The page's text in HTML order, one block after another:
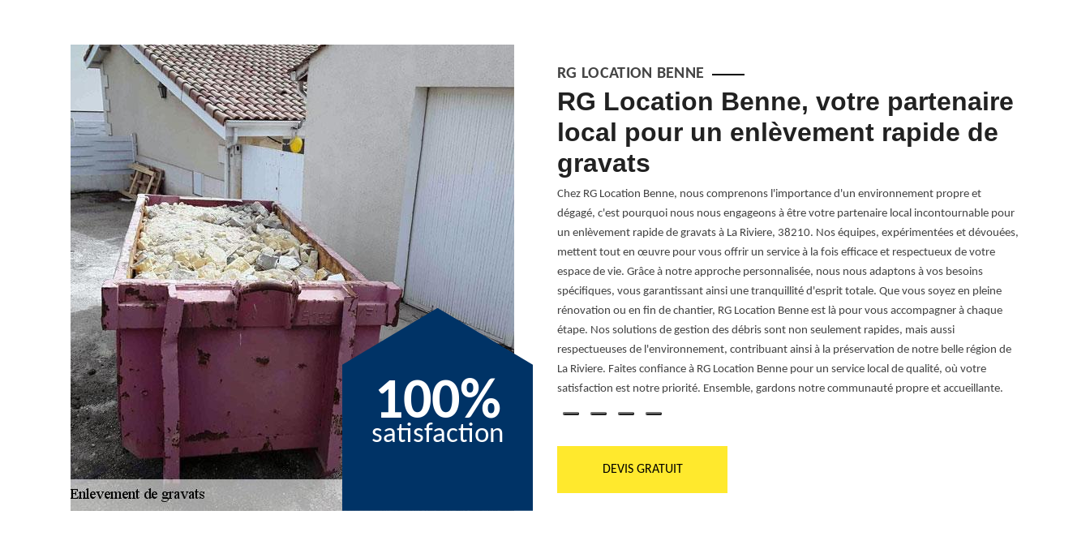
100%
satisfaction
RG LOCATION BENNE
Evacuation de gravats 38210 – des
méthodes assurées
Pour assurer l’enlèvement de gravats à La Riviere, il existe différentes méthodes. Pour les
chantiers de grande ampleur, il demeure essentiel de se confier à un professionnel dans le
domaine. Cela permet de réaliser les étapes nécessaires à la réalisation des travaux. Il vaut
mieux également anticiper l’évacuation des déchets pour ne pas gêner les ouvriers. Assurant
des services de qualité, nos professionnels apportent un service qualifié pour tout type de
gravats. Nous avons ainsi à disposition des bennes à quantité différente.
RG Location Benne, votre partenaire
local pour un enlèvement rapide de
gravats
Chez RG Location Benne, nous comprenons l'importance d'un environnement propre et
dégagé, c'est pourquoi nous nous engageons à être votre partenaire local incontournable pour
un enlèvement rapide de gravats à La Riviere, 38210. Nos équipes, expérimentées et dévouées,
mettent tout en œuvre pour vous offrir un service à la fois efficace et respectueux de votre
espace de vie. Grâce à notre approche personnalisée, nous nous adaptons à vos besoins
spécifiques, vous garantissant ainsi une tranquillité d'esprit totale. Que vous soyez en pleine
rénovation ou en fin de chantier, RG Location Benne est là pour vous accompagner à chaque
étape. Nos solutions de gestion des débris sont non seulement rapides, mais aussi
respectueuses de l'environnement, contribuant ainsi à la préservation de notre belle région de
La Riviere. Faites confiance à RG Location Benne pour un service local de qualité, où votre
satisfaction est notre priorité. Ensemble, gardons notre communauté propre et accueillante.
DEVIS GRATUIT